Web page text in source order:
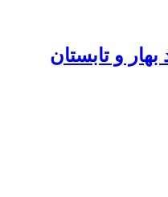
و تابستان